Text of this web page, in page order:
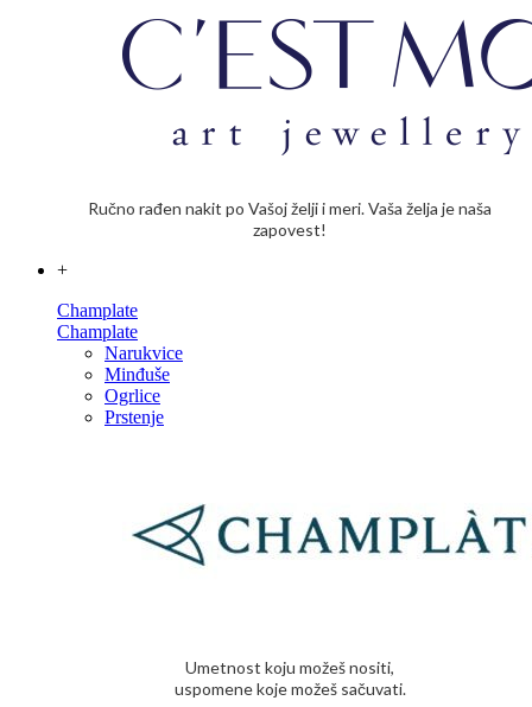
Ručno rađen nakit po Vašoj želji i meri. Vaša želja je naša
zapovest!
+
Champlate
Champlate
Narukvice
Minđuše
Ogrlice
Prstenje
Umetnost koju možeš nositi,
uspomene koje možeš sačuvati.